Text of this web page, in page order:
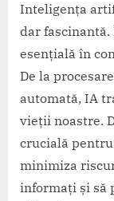
Inteligența
dar
esențială în
De la
automată, IA
vieții noastre.
crucială
minimiza
informați și să